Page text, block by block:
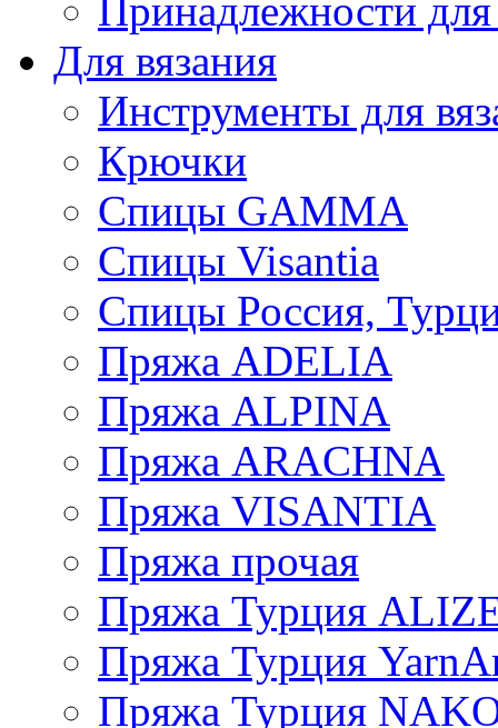
Принадлежности
Для вязания
Инструменты для
Крючки
Спицы GAMMA
Спицы Visantia
Спицы Россия,
Пряжа ADELIA
Пряжа ALPINA
Пряжа ARACHNA
Пряжа VISANTIA
Пряжа прочая
Пряжа Турция
Пряжа Турция
Пряжа Турция